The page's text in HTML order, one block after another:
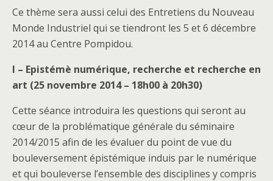
Ce thème sera aussi celui des Entretiens du Nouveau
Monde Industriel qui se tiendront les 5 et 6 décembre
2014 au Centre Pompidou.
I – Epistémè numérique, recherche et recherche en
art (25 novembre 2014 – 18h00 à 20h30)
Cette séance introduira les questions qui seront au
cœur de la problématique générale du séminaire
2014/2015 afin de les évaluer du point de vue du
bouleversement épistémique induis par le numérique
et qui bouleverse l’ensemble des disciplines y compris